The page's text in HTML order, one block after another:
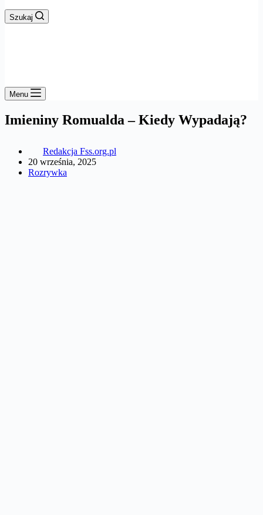
Szukaj
Menu
Imieniny Romualda – Kiedy Wypadają?
Redakcja Fss.org.pl
20 września, 2025
Rozrywka